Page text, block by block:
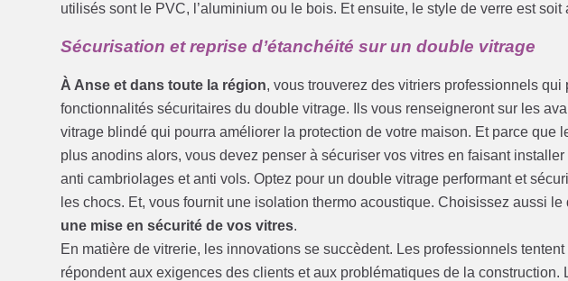
utilisés sont le PVC, l’aluminium ou le bois. Et ensuite, le style de verre est soit
Sécurisation et reprise d’étanchéité sur un double vitrage
À Anse et dans toute la région, vous trouverez des vitriers professionnels
fonctionnalités sécuritaires du double vitrage. Ils vous renseigneront sur les
vitrage blindé qui pourra améliorer la protection de votre maison. Et parce que
plus anodins alors, vous devez penser à sécuriser vos vitres en faisant
anti cambriolages et anti vols. Optez pour un double vitrage performant et
les chocs. Et, vous fournit une isolation thermo acoustique. Choisissez aussi
une mise en sécurité de vos vitres.
En matière de vitrerie, les innovations se succèdent. Les professionnels
répondent aux exigences des clients et aux problématiques de la construction.